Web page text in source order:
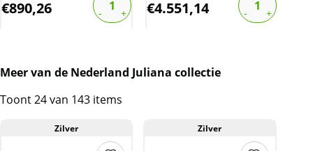
€890,26 €4.551,14
Meer van de Nederland Juliana collectie
Toont 24 van 143 items
Zilver Zilver